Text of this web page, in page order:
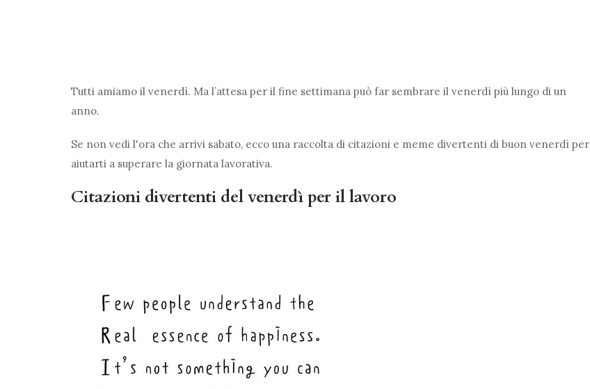
Tutti amiamo il venerdì. Ma l’attesa per il fine settimana può far sembrare il venerdì più lungo di un
anno.
Se non vedi l'ora che arrivi sabato, ecco una raccolta di citazioni e meme divertenti di buon venerdì per
aiutarti a superare la giornata lavorativa.
Citazioni divertenti del venerdì per il lavoro